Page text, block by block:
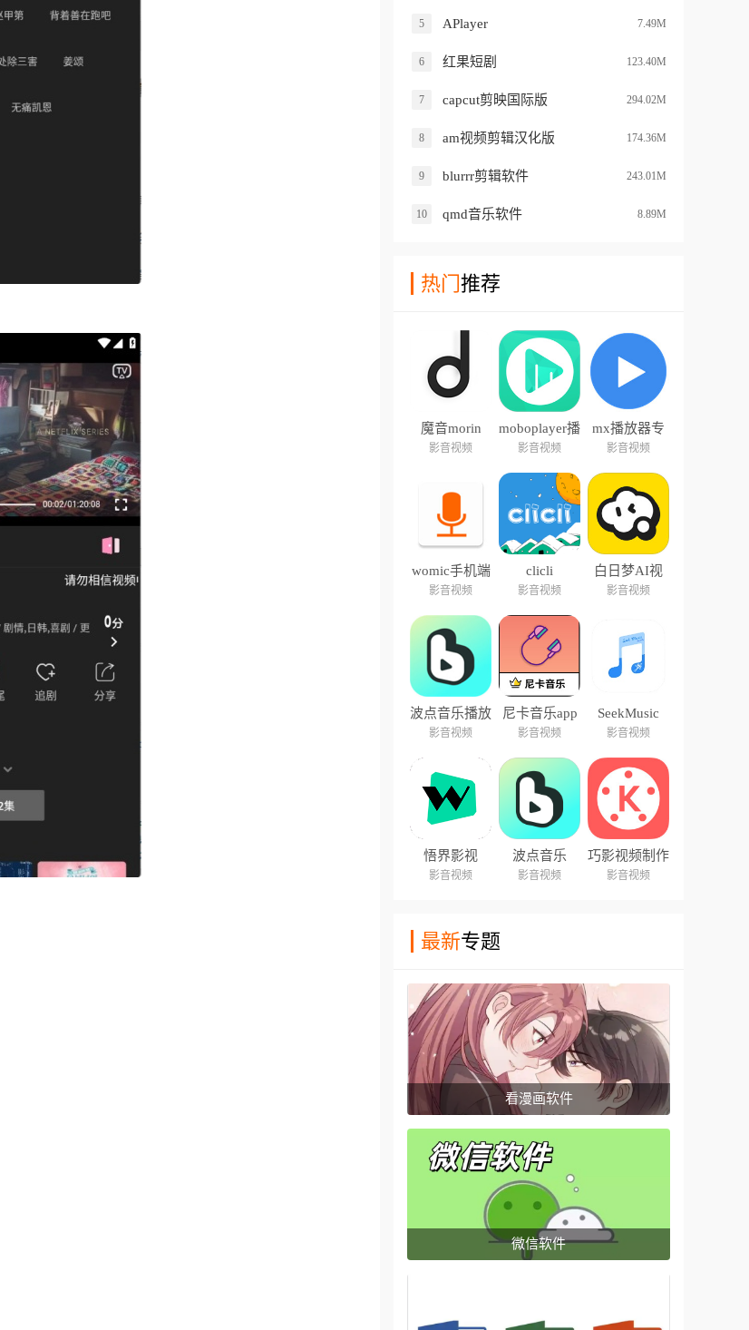
5 APlayer 7.49M
6 红果短剧 123.40M
7 capcut剪映国际版 294.02M
8 am视频剪辑汉化版 174.36M
9 blurrr剪辑软件 243.01M
10 qmd音乐软件 8.89M
热门推荐
魔音morin
影音视频
moboplayer播
放器
影音视频
mx播放器专
业版
影音视频
womic手机端
中文版
影音视频
clicli
影音视频
白日梦AI视
频创作
影音视频
波点音乐播放
器
影音视频
尼卡音乐app
影音视频
SeekMusic
影音视频
悟界影视
影音视频
波点音乐
影音视频
巧影视频制作
软件
影音视频
最新专题
看漫画软件
微信软件